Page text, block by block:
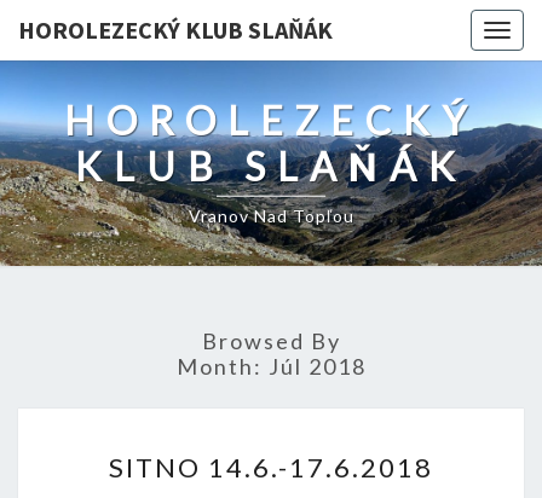
HOROLEZECKÝ KLUB SLAŇÁK
HOROLEZECKÝ
KLUB SLAŇÁK
Vranov Nad Topľou
Browsed By
Month: Júl 2018
14.6.-17.6.2018
SITNO 14.6.-17.6.2018